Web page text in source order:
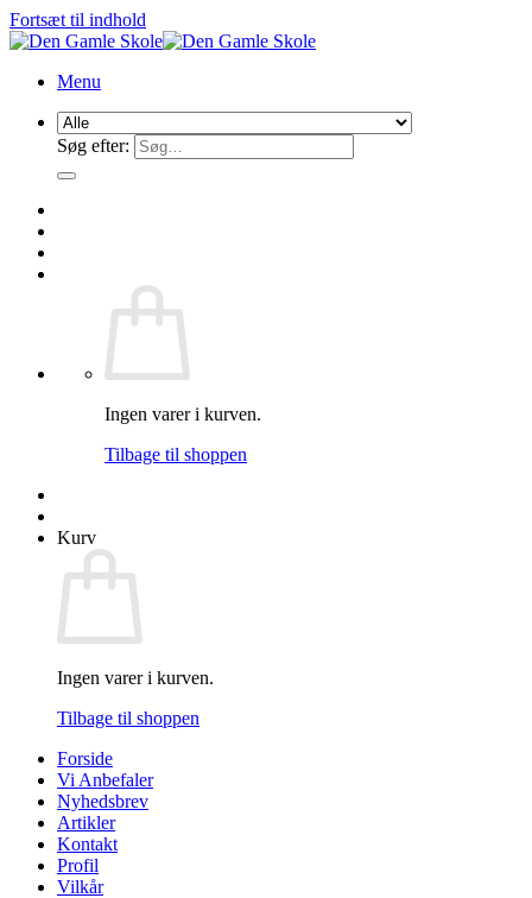
Fortsæt til indhold
Menu
Søg efter:
Ingen varer i kurven.
Tilbage til shoppen
Kurv
Ingen varer i kurven.
Tilbage til shoppen
Forside
Vi Anbefaler
Nyhedsbrev
Artikler
Kontakt
Profil
Vilkår